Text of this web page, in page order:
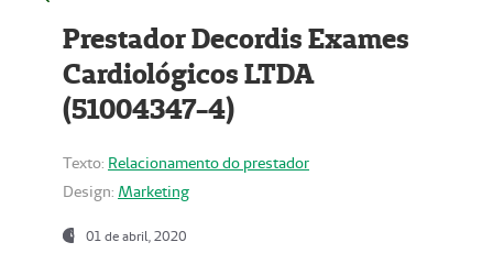
Prestador Decordis Exames
Cardiológicos LTDA
(51004347-4)
Texto: Relacionamento do prestador
Design: Marketing
01 de abril, 2020